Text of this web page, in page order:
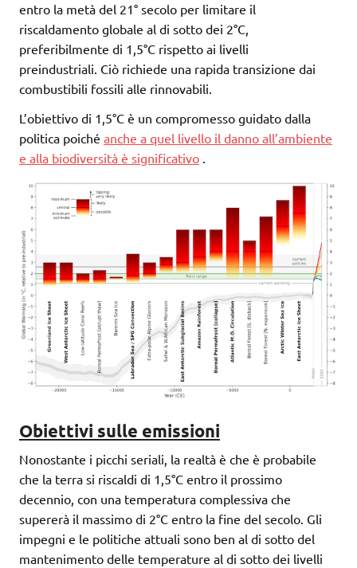
entro la metà del 21° secolo per limitare il
riscaldamento globale al di sotto dei 2°C,
preferibilmente di 1,5°C rispetto ai livelli
preindustriali. Ciò richiede una rapida transizione dai
combustibili fossili alle rinnovabili.
L’obiettivo di 1,5°C è un compromesso guidato dalla
politica poiché anche a quel livello il danno all’ambiente
e alla biodiversità è significativo .
Obiettivi sulle emissioni
Nonostante i picchi seriali, la realtà è che è probabile
che la terra si riscaldi di 1,5°C entro il prossimo
decennio, con una temperatura complessiva che
supererà il massimo di 2°C entro la fine del secolo. Gli
impegni e le politiche attuali sono ben al di sotto del
mantenimento delle temperature al di sotto dei livelli